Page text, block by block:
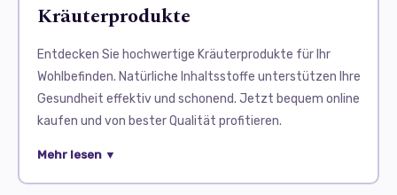
Kräuterprodukte
Entdecken Sie hochwertige Kräuterprodukte für Ihr
Wohlbefinden. Natürliche Inhaltsstoffe unterstützen Ihre
Gesundheit effektiv und schonend. Jetzt bequem online
kaufen und von bester Qualität profitieren.
Kräuterprodukte erfreuen sich in der heutigen Zeit
Mehr lesen ▼